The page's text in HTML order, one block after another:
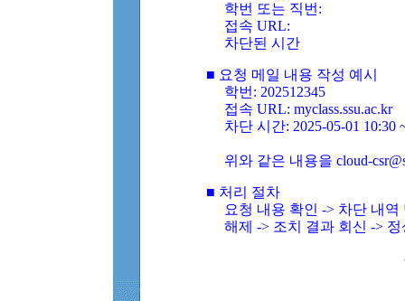
학번 또는 직번:
접속 URL:
차단된 시간
■ 요청 메일 내용 작성 예시
학번: 202512345
접속 URL: myclass.ssu.ac.kr
차단 시간: 2025-05-01 10:30
위와 같은 내용을 cloud-
■ 처리 절차
요청 내용 확인 -> 차단 내
해제 -> 조치 결과 회신 ->